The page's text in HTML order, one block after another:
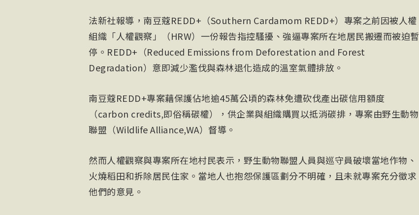
法新社報導，南豆蔻REDD+（Southern Cardamom REDD+）專案之前因被人權
組織「人權觀察」（HRW）一份報告指控騷擾、強逼專案所在地居民搬遷而被迫暫
停。REDD+（Reduced Emissions from Deforestation and Forest
Degradation）意即減少濫伐與森林退化造成的溫室氣體排放。
南豆蔻REDD+專案藉保護佔地逾45萬公頃的森林免遭砍伐產出碳信用額度
（carbon credits,即俗稱碳權），供企業與組織購買以抵消碳排，專案由野生動物
聯盟（Wildlife Alliance,WA）督導。
然而人權觀察與專案所在地村民表示，野生動物聯盟人員與巡守員破壞當地作物、
火燒稻田和拆除居民住家。當地人也抱怨保護區劃分不明確，且未就專案充分徵求
他們的意見。